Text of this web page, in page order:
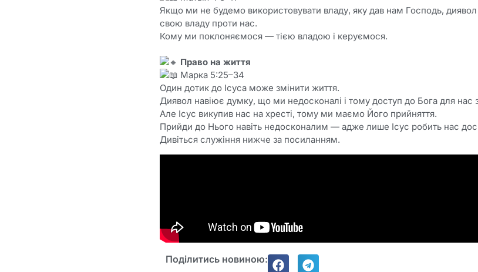
Якщо ми не будемо використовувати владу, яку дав нам Господь,
свою владу проти нас.
Кому ми поклоняємося — тією владою і керуємося.
Право на життя
Марка 5:25–34
Один дотик до Ісуса може змінити життя.
Диявол навіює думку, що ми недосконалі і тому доступ до Бога для нас
Але Ісус викупив нас на хресті, тому ми маємо Його прийняття.
Прийди до Нього навіть недосконалим — адже лише Ісус робить нас
Дивіться служіння нижче за посиланням.
Поділитись новиною: